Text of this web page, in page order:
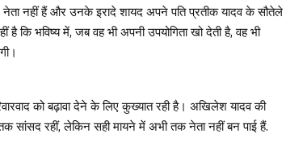
नहीं हैं और उनके इरादे शायद अपने पति प्रतीक यादव के सौतेले
कि भविष्य में, जब वह भी अपनी उपयोगिता खो देती है, वह भी
को बढ़ावा देने के लिए कुख्यात रही है। अखिलेश यादव की
सांसद रहीं, लेकिन सही मायने में अभी तक नेता नहीं बन पाई हैं.